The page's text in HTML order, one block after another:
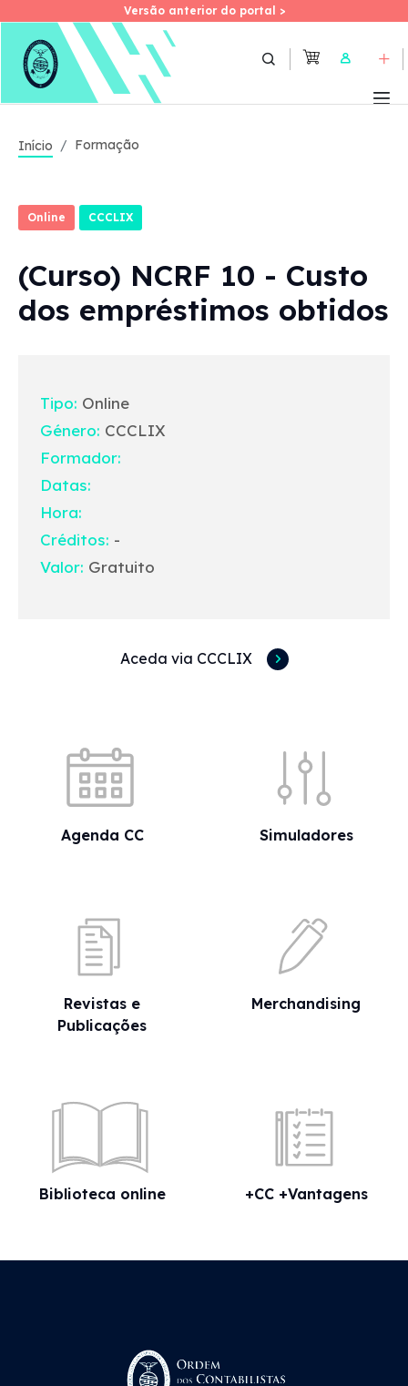
Skip
Versão anterior do portal >
Versão anterior do portal >
User
Início Formação
Online CCCLIX
(Curso) NCRF 10 - Custo
dos empréstimos obtidos
Tipo: Online
Género: CCCLIX
Formador:
Datas:
Hora:
Créditos: -
Valor: Gratuito
Aceda via CCCLIX
Agenda CC Simuladores
Revistas e
Publicações
Merchandising
Biblioteca online +CC +Vantagens